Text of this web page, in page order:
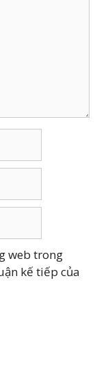
web trong
kế tiếp của